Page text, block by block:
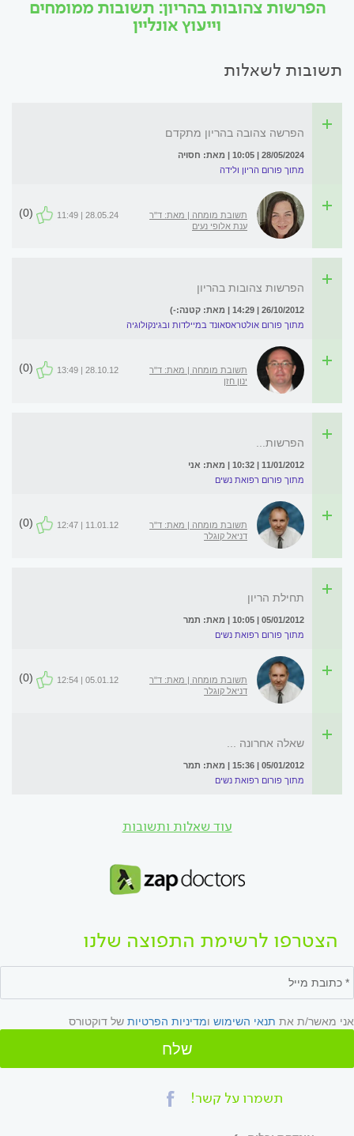
הפרשות צהובות בהריון: תשובות ממומחים
וייעוץ אונליין
תשובות לשאלות
הפרשה צהובה בהריון מתקדם
28/05/2024 | 10:05 | מאת: חסויה
מתוך פורום הריון ולידה
תשובת מומחה | מאת: ד"ר
ענת אלופי נעים
28.05.24 | 11:49
(0)
הפרשות צהובות בהריון
26/10/2012 | 14:29 | מאת: קטנה:-)
מתוך פורום אולטראסאונד במיילדות ובגינקולוגיה
תשובת מומחה | מאת: ד"ר
ינון חזן
28.10.12 | 13:49
(0)
הפרשות...
11/01/2012 | 10:32 | מאת: אני
מתוך פורום רפואת נשים
תשובת מומחה | מאת: ד"ר
דניאל קוגלר
11.01.12 | 12:47
(0)
תחילת הריון
05/01/2012 | 10:05 | מאת: תמר
מתוך פורום רפואת נשים
תשובת מומחה | מאת: ד"ר
דניאל קוגלר
05.01.12 | 12:54
(0)
שאלה אחרונה ...
05/01/2012 | 15:36 | מאת: תמר
מתוך פורום רפואת נשים
עוד שאלות ותשובות
הצטרפו לרשימת התפוצה שלנו
אני מאשר/ת את תנאי השימוש ומדיניות הפרטיות של דוקטורס
שלח
תשמרו על קשר!